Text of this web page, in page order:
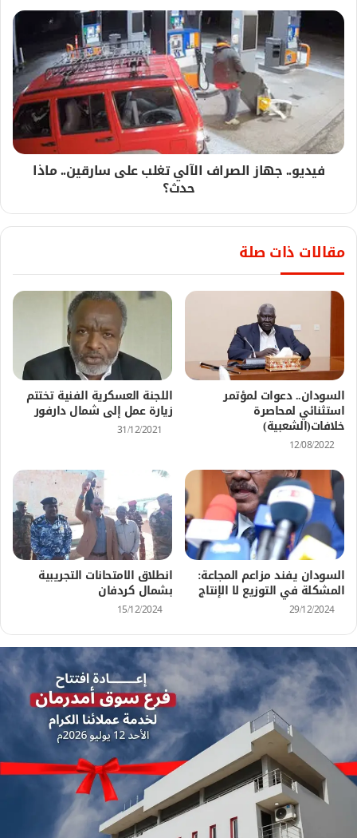
فيديو.. جهاز الصراف الآلي تغلب على سارقين.. ماذا
حدث؟
مقالات ذات صلة
السودان.. دعوات لمؤتمر
استثنائي لمحاصرة
خلافات(الشعبية)
12/08/2022
اللجنة العسكرية الفنية تختتم
زيارة عمل إلى شمال دارفور
31/12/2021
السودان يفند مزاعم المجاعة:
المشكلة في التوزيع لا الإنتاج
29/12/2024
انطلاق الامتحانات التجريبية
بشمال كردفان
15/12/2024